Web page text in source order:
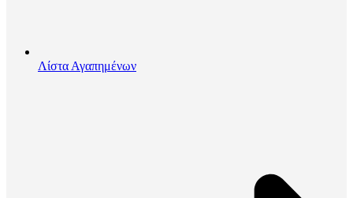
Λίστα Αγαπημένων